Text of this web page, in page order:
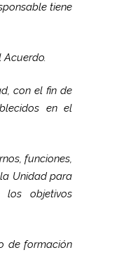
tiene
, con el fin de
en el
funciones,
la Unidadpara
los objetivos
de formación